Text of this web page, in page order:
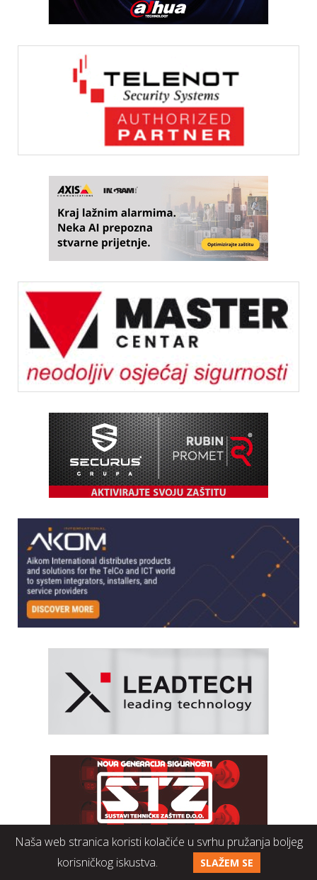
Naša web stranica koristi kolačiće u svrhu pružanja boljeg
korisničkog iskustva.
SLAŽEM SE